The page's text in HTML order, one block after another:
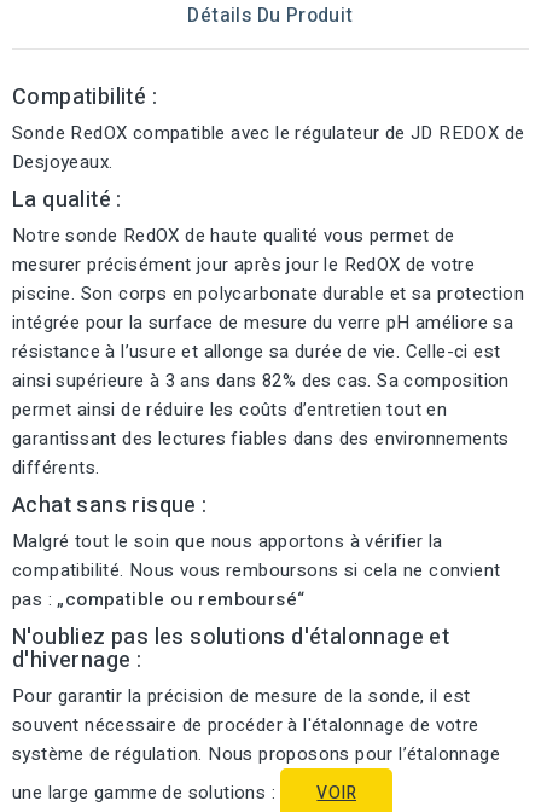
Détails Du Produit
Compatibilité :
Sonde RedOX compatible avec le régulateur de JD REDOX de
Desjoyeaux.
La qualité :
Notre sonde RedOX de haute qualité vous permet de
mesurer précisément jour après jour le RedOX de votre
piscine. Son corps en polycarbonate durable et sa protection
intégrée pour la surface de mesure du verre pH améliore sa
résistance à l’usure et allonge sa durée de vie. Celle-ci est
ainsi supérieure à 3 ans dans 82% des cas. Sa composition
permet ainsi de réduire les coûts d’entretien tout en
garantissant des lectures fiables dans des environnements
différents.
Achat sans risque :
Malgré tout le soin que nous apportons à vérifier la
compatibilité. Nous vous remboursons si cela ne convient
pas :„compatible ou remboursé“
N'oubliez pas les solutions d'étalonnage et
d'hivernage :
Pour garantir la précision de mesure de la sonde, il est
souvent nécessaire de procéder à l'étalonnage de votre
système de régulation. Nous proposons pour l’étalonnage
une large gamme de solutions :
VOIR